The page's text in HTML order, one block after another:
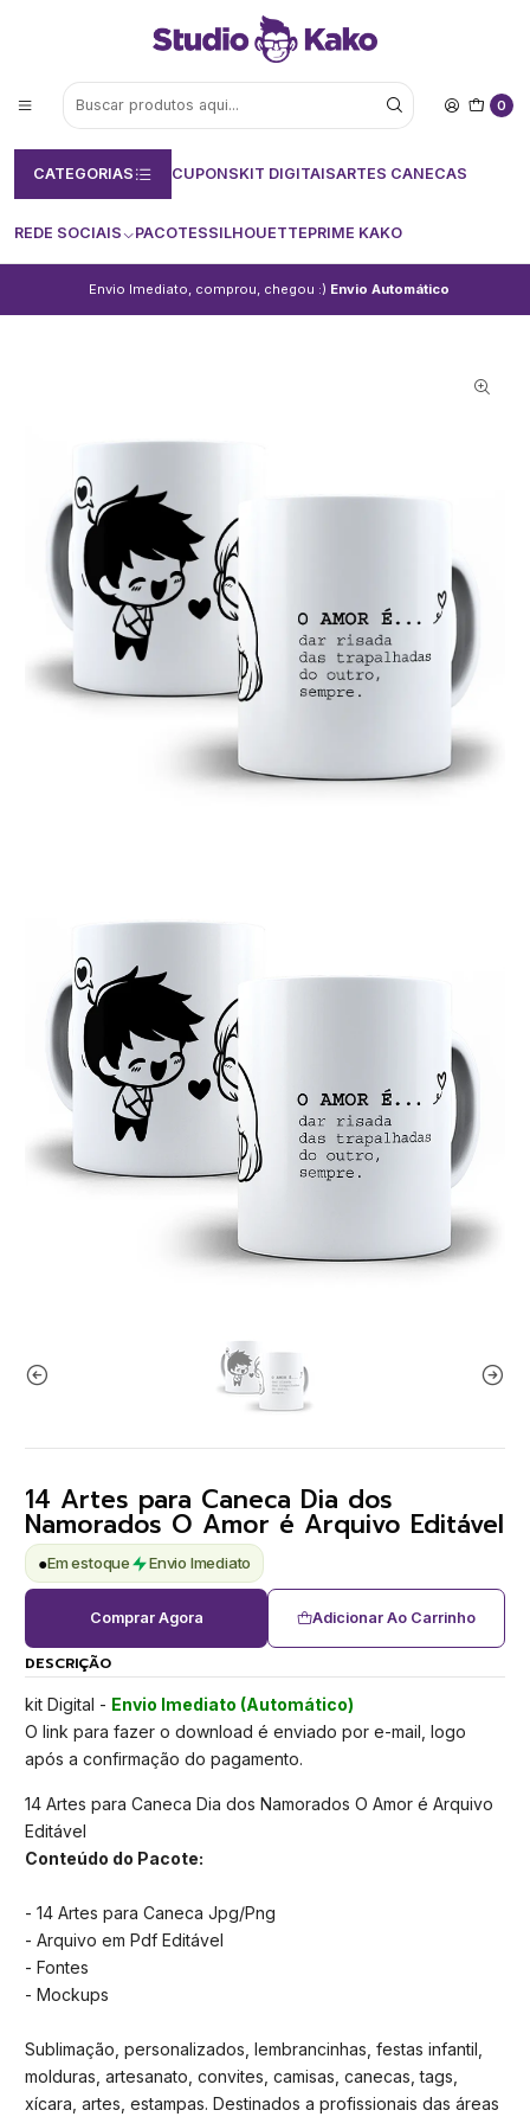
0
CATEGORIAS CUPONSKIT DIGITAISARTES CANECAS
REDE SOCIAIS PACOTESSILHOUETTEPRIME KAKO
Envio Imediato, comprou, chegou :) Envio Automático
14 Artes para Caneca Dia dos
Namorados O Amor é Arquivo Editável
●Em estoque Envio Imediato
Adicionar Ao Carrinho
Comprar Agora
DESCRIÇÃO
kit Digital - Envio Imediato (Automático)
O link para fazer o download é enviado por e-mail, logo
após a confirmação do pagamento.
14 Artes para Caneca Dia dos Namorados O Amor é Arquivo
Editável
Conteúdo do Pacote:
- 14 Artes para Caneca Jpg/Png
- Arquivo em Pdf Editável
- Fontes
- Mockups
Sublimação, personalizados, lembrancinhas, festas infantil,
molduras, artesanato, convites, camisas, canecas, tags,
xícara, artes, estampas. Destinados a profissionais das áreas